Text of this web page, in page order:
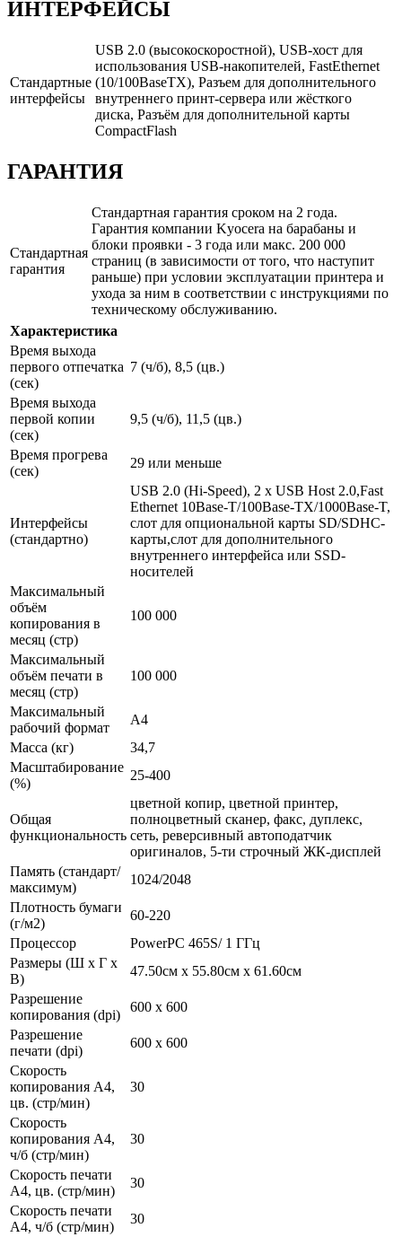
ИНТЕРФЕЙСЫ
Стандартные
интерфейсы
USB 2.0 (высокоскоростной), USB-хост для
использования USB-накопителей, FastEthernet
(10/100BaseTX), Разъем для дополнительного
внутреннего принт-сервера или жёсткого
диска, Разъём для дополнительной карты
CompactFlash
ГАРАНТИЯ
Стандартная
гарантия
Стандартная гарантия сроком на 2 года.
Гарантия компании Kyocera на барабаны и
блоки проявки - 3 года или макс. 200 000
страниц (в зависимости от того, что наступит
раньше) при условии эксплуатации принтера и
ухода за ним в соответствии с инструкциями по
техническому обслуживанию.
Характеристика
Время выхода
первого отпечатка
(сек)
7 (ч/б), 8,5 (цв.)
Время выхода
первой копии
(сек)
9,5 (ч/б), 11,5 (цв.)
Время прогрева
(сек)
29 или меньше
Интерфейсы
(стандартно)
USB 2.0 (Hi-Speed), 2 x USB Host 2.0,Fast
Ethernet 10Base-T/100Base-TX/1000Base-T,
слот для опциональной карты SD/SDHC-
карты,cлот для дополнительного
внутреннего интерфейса или SSD-
носителей
Максимальный
объём
копирования в
месяц (стр)
100 000
Максимальный
объём печати в
месяц (стр)
100 000
Максимальный
рабочий формат
A4
Масса (кг)
34,7
Масштабирование
(%)
25-400
Общая
функциональность
цветной копир, цветной принтер,
полноцветный сканер, факс, дуплекс,
сеть, реверсивный автоподатчик
оригиналов, 5-ти строчный ЖК-дисплей
Память (стандарт/
максимум)
1024/2048
Плотность бумаги
(г/м2)
60-220
Процессор
PowerPC 465S/ 1 ГГц
Размеры (Ш x Г x
В)
47.50см x 55.80см x 61.60см
Разрешение
копирования (dpi)
600 x 600
Разрешение
печати (dpi)
600 x 600
Скорость
копирования А4,
цв. (стр/мин)
30
Скорость
копирования А4,
ч/б (стр/мин)
30
Скорость печати
А4, цв. (стр/мин)
30
Скорость печати
А4, ч/б (стр/мин)
30